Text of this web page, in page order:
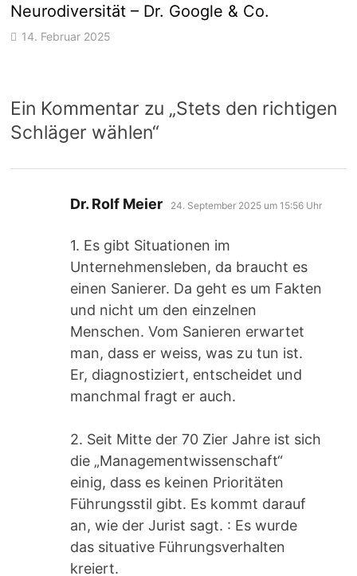
Neurodiversität – Dr. Google & Co.
14. Februar 2025
Ein Kommentar zu „Stets den richtigen
Schläger wählen“
Dr. Rolf Meier sagt:
24. September 2025 um 15:56 Uhr
1. Es gibt Situationen im
Unternehmensleben, da braucht es
einen Sanierer. Da geht es um Fakten
und nicht um den einzelnen
Menschen. Vom Sanieren erwartet
man, dass er weiss, was zu tun ist.
Er, diagnostiziert, entscheidet und
manchmal fragt er auch.
2. Seit Mitte der 70 Zier Jahre ist sich
die „Managementwissenschaft“
einig, dass es keinen Prioritäten
Führungsstil gibt. Es kommt darauf
an, wie der Jurist sagt. : Es wurde
das situative Führungsverhalten
kreiert.